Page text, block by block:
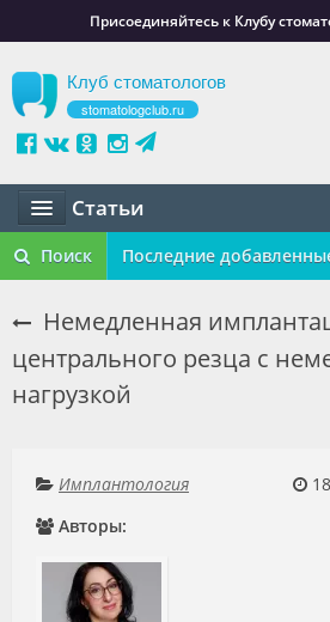
Присоединяйтесь к Клубу
Клуб стоматологов
stomatologclub.ru
Статьи
Статьи
Обучение
Вакансии
Видео
Форум
Поиск Последние
Немедленная
центрального резца с
нагрузкой
Имплантология
Авторы: